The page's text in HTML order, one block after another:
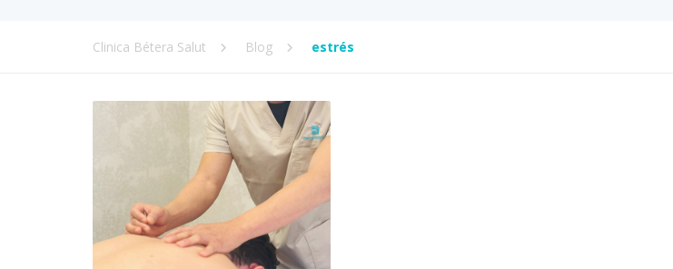
Clinica Bétera Salut Blog estrés